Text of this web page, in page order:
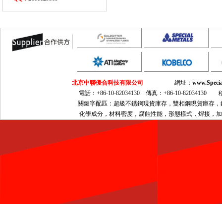
北京中聯優合科技有限公司 網址：
電話：+86-10-82034130 傳真：+86-10-82034130
關鍵字配匹：超級不銹鋼現貨庫存，雙相鋼現貨庫存，鎳基合金
化學成分，材料密度，腐蝕性能，形態樣式，焊接，加工，熱